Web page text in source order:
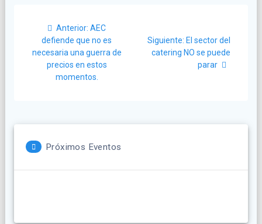
entradas
Anterior: Post
anterior:
AEC
defiende que no es
necesaria una guerra de
precios en estos
momentos.
Siguiente: Siguiente
post:
El sector del
catering NO se puede
parar
Próximos Eventos